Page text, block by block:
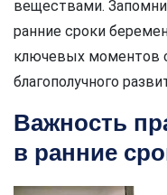
веществами.
ранние сроки
ключевых моментов
благополучного
Важность
в ранние